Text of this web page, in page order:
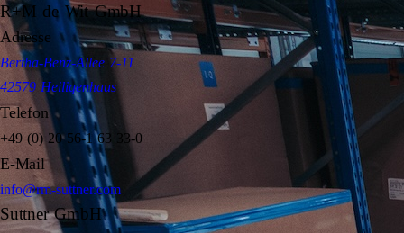
R+M de Wit GmbH
Adresse
Bertha-Benz-Allee 7-11
42579 Heiligenhaus
Telefon
+49 (0) 20 56-1 63 33-0
E-Mail
info@rm-suttner.com
Suttner GmbH